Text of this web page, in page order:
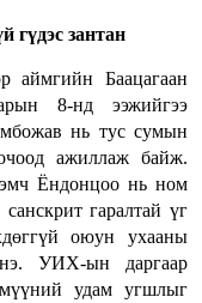
й гүдэс зантан
аймгийн Баацагаан
8-нд ээжийгээ
нь тус сумын
ажиллаж байж.
Ёндонцоо нь ном
гаралтай үг
оюун ухааны
УИХ-ын даргаар
удам угшлыг